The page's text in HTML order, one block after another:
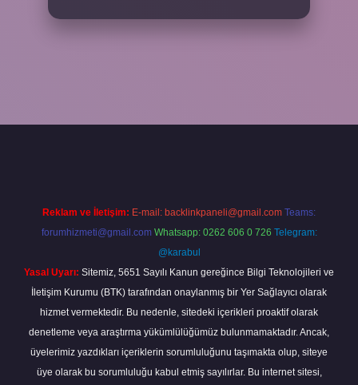
Reklam ve İletişim: E-mail: backlinkpaneli@gmail.com Teams:
forumhizmeti@gmail.com Whatsapp: 0262 606 0 726 Telegram:
@karabul
Yasal Uyarı: Sitemiz, 5651 Sayılı Kanun gereğince Bilgi Teknolojileri ve
İletişim Kurumu (BTK) tarafından onaylanmış bir Yer Sağlayıcı olarak
hizmet vermektedir. Bu nedenle, sitedeki içerikleri proaktif olarak
denetleme veya araştırma yükümlülüğümüz bulunmamaktadır. Ancak,
üyelerimiz yazdıkları içeriklerin sorumluluğunu taşımakta olup, siteye
üye olarak bu sorumluluğu kabul etmiş sayılırlar. Bu internet sitesi,